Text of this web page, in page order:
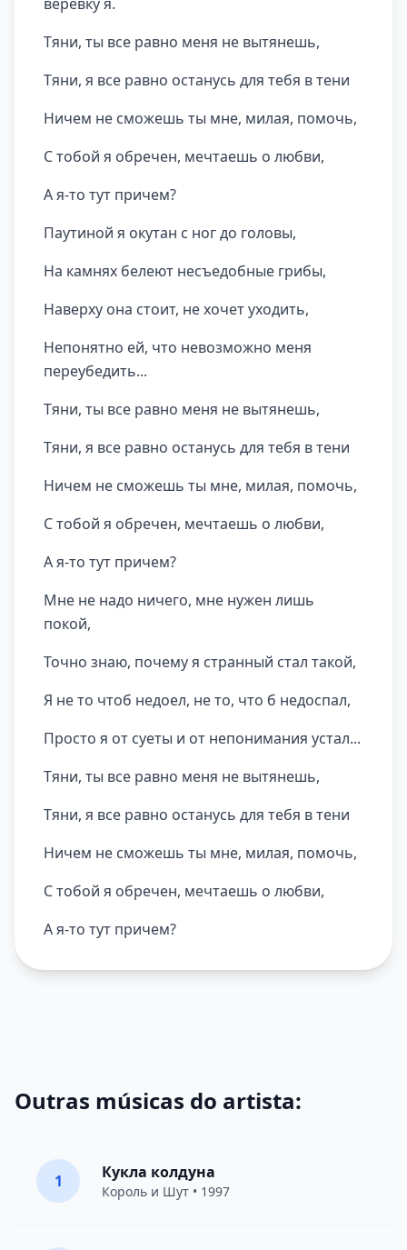
Тяни, ты все равно меня не вытянешь,
Тяни, я все равно останусь для тебя в тени
Ничем не сможешь ты мне, милая, помочь,
С тобой я обречен, мечтаешь о любви,
А я-то тут причем?
Паутиной я окутан с ног до головы,
На камнях белеют несъедобные грибы,
Наверху она стоит, не хочет уходить,
Непонятно ей, что невозможно меня
переубедить...
Тяни, ты все равно меня не вытянешь,
Тяни, я все равно останусь для тебя в тени
Ничем не сможешь ты мне, милая, помочь,
С тобой я обречен, мечтаешь о любви,
А я-то тут причем?
Мне не надо ничего, мне нужен лишь
покой,
Точно знаю, почему я странный стал такой,
Я не то чтоб недоел, не то, что б недоспал,
Просто я от суеты и от непонимания устал...
Тяни, ты все равно меня не вытянешь,
Тяни, я все равно останусь для тебя в тени
Ничем не сможешь ты мне, милая, помочь,
С тобой я обречен, мечтаешь о любви,
А я-то тут причем?
Outras músicas do artista:
1 Кукла колдуна
Король и Шут • 1997